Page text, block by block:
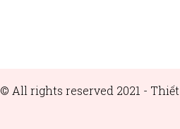
© All rights reserved 2021 - Thiết